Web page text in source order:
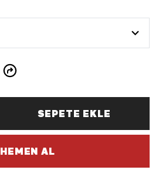
SEPETE EKLE
HEMEN AL